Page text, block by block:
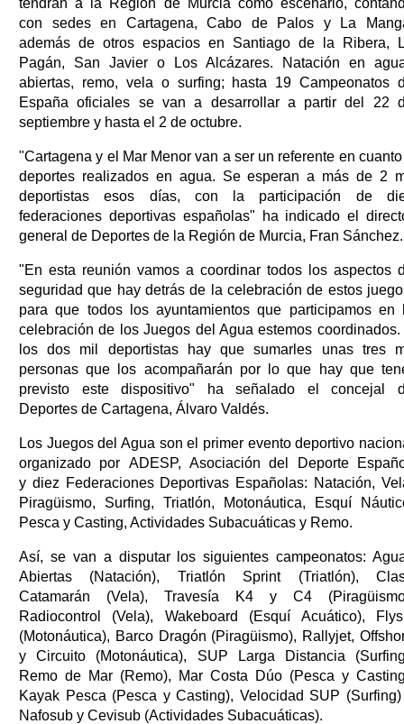
con sedes en Cartagena, Cabo de Palos y La
además de otros espacios en Santiago de la Ribera,
Pagán, San Javier o Los Alcázares. Natación en
abiertas, remo, vela o surfing; hasta 19 Campeonatos
España oficiales se van a desarrollar a partir del 22
septiembre y hasta el 2 de octubre.
"Cartagena y el Mar Menor van a ser un referente en
deportes realizados en agua. Se esperan a más de 2
deportistas esos días, con la participación de
federaciones deportivas españolas" ha indicado el
general de Deportes de la Región de Murcia, Fran
"En esta reunión vamos a coordinar todos los aspectos
seguridad que hay detrás de la celebración de estos
para que todos los ayuntamientos que participamos en
celebración de los Juegos del Agua estemos coordinados.
los dos mil deportistas hay que sumarles unas tres
personas que los acompañarán por lo que hay que
previsto este dispositivo" ha señalado el concejal
Deportes de Cartagena, Álvaro Valdés.
Los Juegos del Agua son el primer evento deportivo
organizado por ADESP, Asociación del Deporte
y diez Federaciones Deportivas Españolas: Natación,
Piragüismo, Surfing, Triatlón, Motonáutica, Esquí
Pesca y Casting, Actividades Subacuáticas y Remo.
Así, se van a disputar los siguientes campeonatos:
Abiertas (Natación), Triatlón Sprint (Triatlón),
Catamarán (Vela), Travesía K4 y C4
Radiocontrol (Vela), Wakeboard (Esquí Acuático),
(Motonáutica), Barco Dragón (Piragüismo), Rallyjet,
y Circuito (Motonáutica), SUP Larga Distancia
Remo de Mar (Remo), Mar Costa Dúo (Pesca y
Kayak Pesca (Pesca y Casting), Velocidad SUP
Nafosub y Cevisub (Actividades Subacuáticas).